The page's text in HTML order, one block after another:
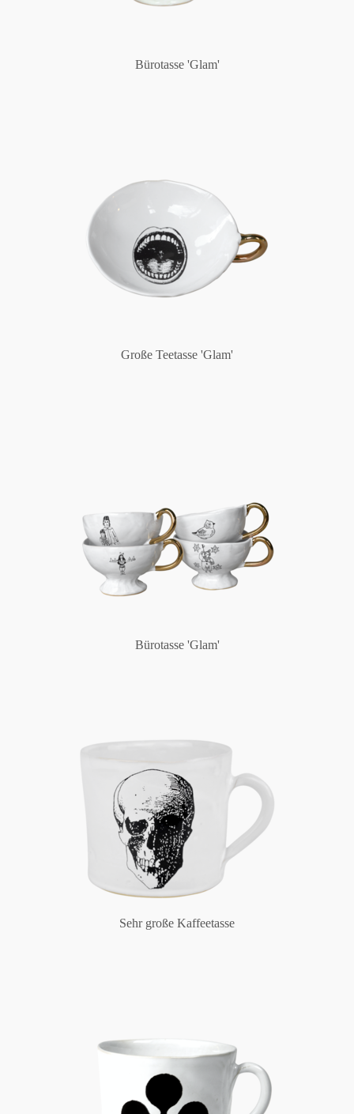
Bürotasse 'Glam'
Große Teetasse 'Glam'
Bürotasse 'Glam'
Sehr große Kaffeetasse